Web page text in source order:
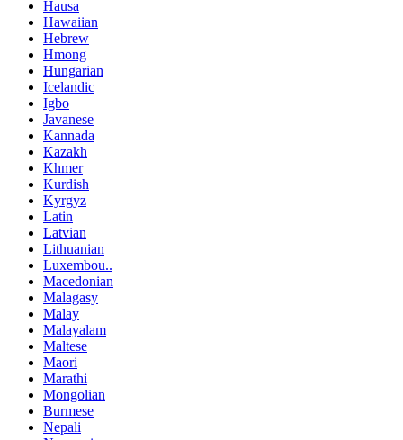
Hausa
Hawaiian
Hebrew
Hmong
Hungarian
Icelandic
Igbo
Javanese
Kannada
Kazakh
Khmer
Kurdish
Kyrgyz
Latin
Latvian
Lithuanian
Luxembou..
Macedonian
Malagasy
Malay
Malayalam
Maltese
Maori
Marathi
Mongolian
Burmese
Nepali